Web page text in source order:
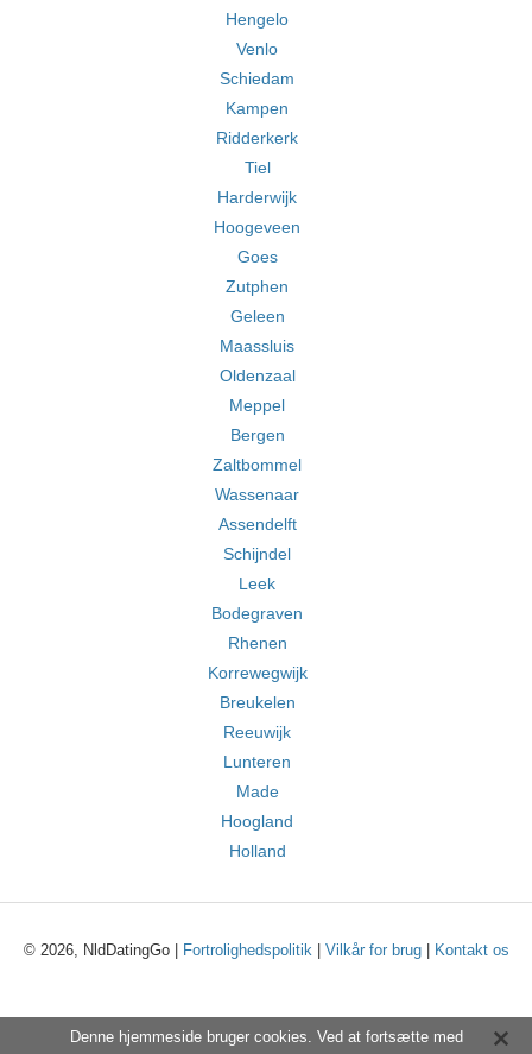
Hengelo
Venlo
Schiedam
Kampen
Ridderkerk
Tiel
Harderwijk
Hoogeveen
Goes
Zutphen
Geleen
Maassluis
Oldenzaal
Meppel
Bergen
Zaltbommel
Wassenaar
Assendelft
Schijndel
Leek
Bodegraven
Rhenen
Korrewegwijk
Breukelen
Reeuwijk
Lunteren
Made
Hoogland
Holland
© 2026, NldDatingGo | Fortrolighedspolitik| Vilkår for brug| Kontakt os
Denne hjemmeside bruger cookies. Ved at fortsætte med